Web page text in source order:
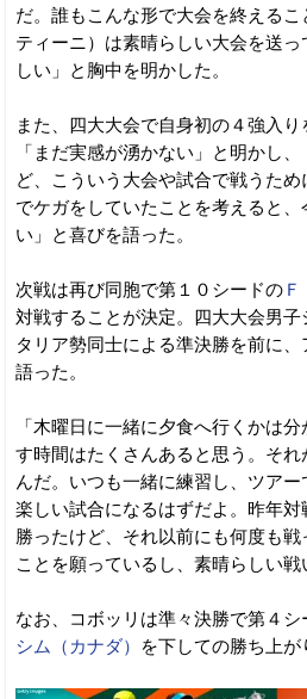
だ。誰もこんな形で大会を終える
ティーニ）は素晴らしい大会を送
しい」と胸中を明かした。
また、四大大会で自身初の４強入
「まだ実感が湧かない」と明かし
ど、こういう大会や試合で戦うた
でケガをしていたことを考えると
い」と喜びを語った。
次戦は再び同胞で第１０シードの
対戦することが決定。四大大会男
タリア勢同士による準決勝を前に
語った。
「木曜日に一緒に夕食へ行くかは
す時間はたくさんあると思う。そ
んだ。いつも一緒に練習し、ツアー
楽しい試合になるはずだよ。昨年
勝ったけど、それ以前にも何度も
ことを願っているし、素晴らしい戦
なお、コボッリは準々決勝で第４シ
シム（カナダ）
を下しての勝ち上が